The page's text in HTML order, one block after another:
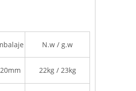
N.w / g.w
22kg / 23kg